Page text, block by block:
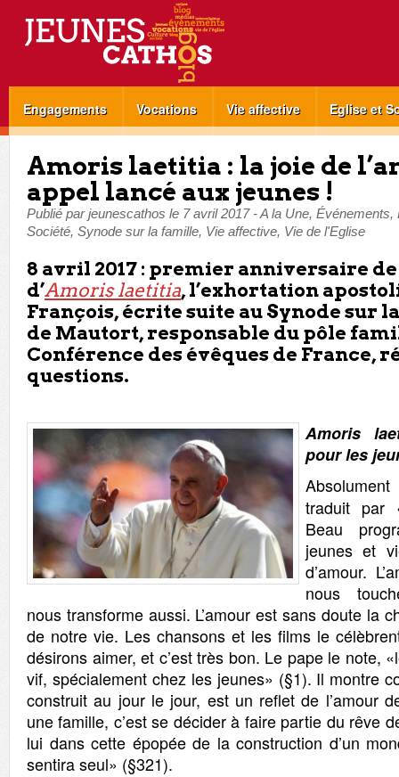
Engagements Vocations Vie affective Eglise et
Amoris laetitia : la joie de
appel lancé aux jeunes !
Publié parjeunescathos le 7 avril 2017-A la Une, Événements,
Société, Synode sur la famille, Vie affective, Vie de l'Eglise
8 avril 2017 : premier anniversaire
d’Amoris laetitia, l’exhortation
François, écrite suite au Synode sur
de Mautort, responsable du pôle
Conférence des évêques de France,
questions.
Amoris
pour les
traduit par
Beau
jeunes et
d’amour.
nous
nous transforme aussi. L’amour est sans doute la
de notre vie. Les chansons et les films le
désirons aimer, et c’est très bon. Le pape le note,
vif, spécialement chez les jeunes» (§1). Il montre
construit au jour le jour, est un reflet de l’amour
une famille, c’est se décider à faire partie du rêve
lui dans cette épopée de la construction d’un
sentira seul» (§321).